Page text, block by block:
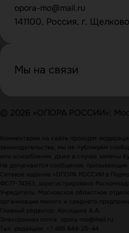
opora-mo@mail.ru
141100, Россия, г.
Мы на связи
© 2026 «ОПОРА РОССИИ»:
Комментарии на сайте проходят
законодательства, мы не публикуем
или оскорбления, даже в случае замены
Не допускаются сообщения,
Сетевое издание «ОПОРА РОССИИ в
ФС77-74363, зарегистрировано
Учредитель: Московское областное
организации малого и среднего
Главный редактор: Косицына А.А.
Электронная почта: opora-mo@mail.ru
Тел. редакции: +7 495 644-25-44